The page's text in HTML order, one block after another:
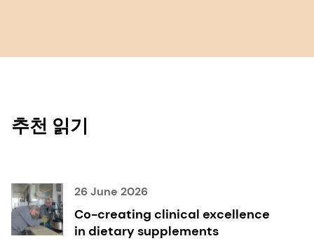
추천 읽기
26 June 2026
Co-creating clinical excellence
in dietary supplements